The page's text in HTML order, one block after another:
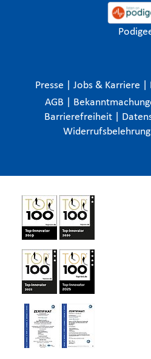
Presse Jobs & Karriere
AGB
Barrierefreiheit
Widerrufsbelehrung